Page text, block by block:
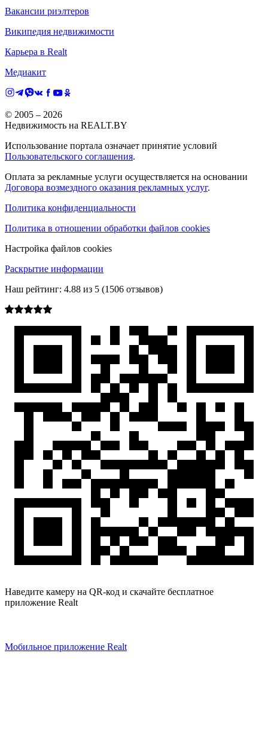
Вакансии риэлтеров
Википедия недвижимости
Карьера в Realt
Медиакит
© 2005 – 2026
Недвижимость на REALT.BY
Использование портала означает принятие условий
Пользовательского соглашения.
Оплата за рекламные услуги осуществляется на основании
Договора возмездного оказания рекламных услуг.
Политика конфиденциальности
Политика в отношении обработки файлов cookies
Настройка файлов cookies
Раскрытие информации
Наш рейтинг: 4.88 из 5 (1506 отзывов)
Наведите камеру на QR-код и скачайте бесплатное
приложение Realt
Мобильное приложение Realt